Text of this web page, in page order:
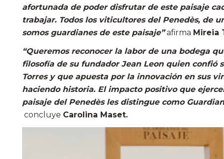
afortunada de poder disfrutar de este paisaje
trabajar. Todos los viticultores del Penedès, de
somos guardianes de este paisaje”afirma Mireia
“Queremos reconocer la labor de una bodega
filosofía de su fundador Jean Leon quien confió
Torres y que apuesta por la innovación en sus
haciendo historia. El impacto positivo que
paisaje del Penedès les distingue como
concluye Carolina Maset.